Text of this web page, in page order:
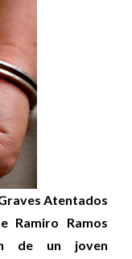
Atentados
Ramiro Ramos
de un joven